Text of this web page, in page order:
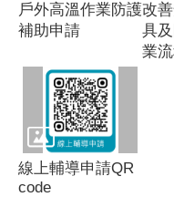
戶外高溫作業防護
補助申請
改
具
業
線上輔導申請QR
code